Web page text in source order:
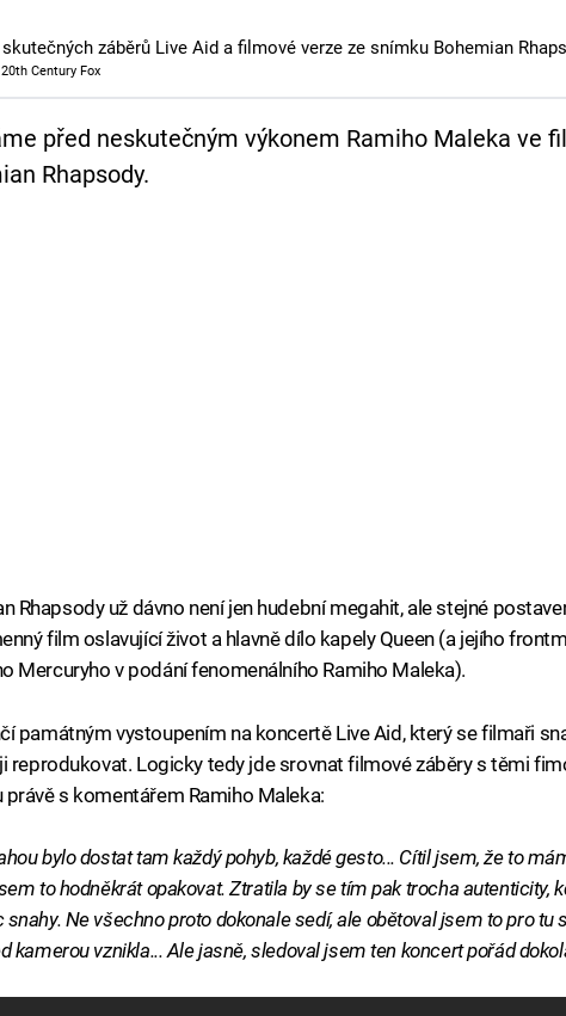
záběrů Live Aid a filmové verze ze snímku Bohemian
Century Fox
před neskutečným výkonem Ramiho Maleka ve
Rhapsody.
Rhapsody už dávno není jen hudební megahit, ale stejné
film oslavující život a hlavně dílo kapely Queen (a jejího
Mercuryho v podání fenomenálního Ramiho Maleka).
památným vystoupením na koncertě Live Aid, který se filmaři
reprodukovat. Logicky tedy jde srovnat filmové záběry s těmi
právě s komentářem Ramiho Maleka:
bylo dostat tam každý pohyb, každé gesto... Cítil jsem, že to
to hodněkrát opakovat. Ztratila by se tím pak trocha autenticity,
snahy. Ne všechno proto dokonale sedí, ale obětoval jsem to pro tu
kamerou vznikla... Ale jasně, sledoval jsem ten koncert pořád